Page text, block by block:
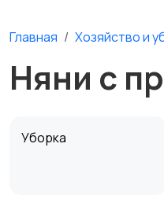
Главная Хозяйство и
Няни с
Уборка